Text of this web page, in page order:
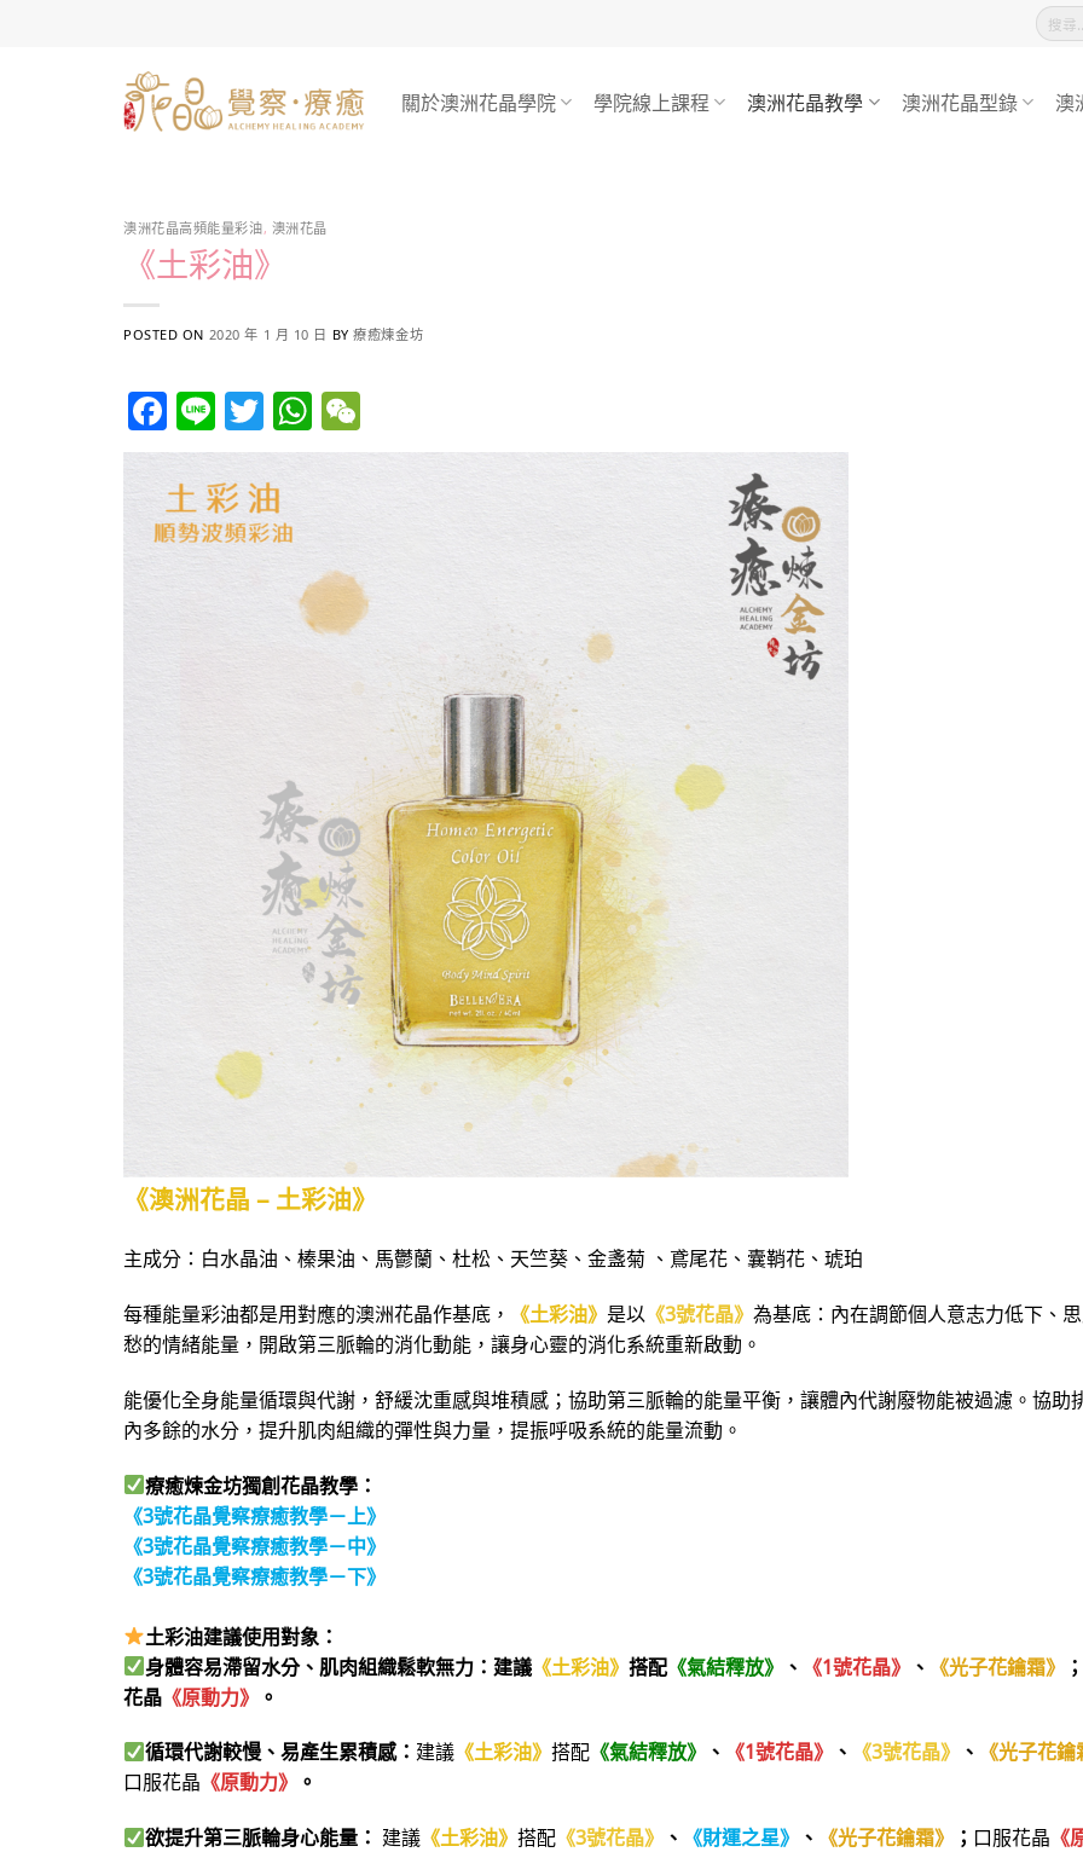
搜
尋
關於澳洲花晶學院 學院線上課程 澳洲花晶教學 澳洲花晶型錄 澳
澳洲花晶高頻能量彩油, 澳洲花晶
《土彩油》
POSTED ON 2020 年 1 月 10 日 BY療癒煉金坊
Facebook
LineTwitterWhatsApp
《澳洲花晶 – 土彩油》
主成分：白水晶油、榛果油、馬鬱蘭、杜松、天竺葵、金盞菊 、鳶尾花、囊鞘花、琥珀
每種能量彩油都是用對應的澳洲花晶作基底， 《土彩油》 是以 《3號花晶》 為基底：內在調節個人意志力低下、
愁的情緒能量，開啟第三脈輪的消化動能，讓身心靈的消化系統重新啟動。
能優化全身能量循環與代謝，舒緩沈重感與堆積感；協助第三脈輪的能量平衡，讓體內代謝廢物能被過濾。協助
內多餘的水分，提升肌肉組織的彈性與力量，提振呼吸系統的能量流動。
療癒煉金坊獨創花晶教學：
《3號花晶覺察療癒教學－上》
《3號花晶覺察療癒教學－中》
《3號花晶覺察療癒教學－下》
土彩油建議使用對象：
身體容易滯留水分、肌肉組織鬆軟無力： 建議 《土彩油》搭配 《氣結釋放》 、 《1號花晶》 、 《光子花鑰霜》
花晶 《原動力》 。
循環代謝較慢、易產生累積感： 建議 《土彩油》搭配 《氣結釋放》 、 《1號花晶》 、 《3號花晶》 、 《光子花
口服花晶 《原動力》 。
欲提升第三脈輪身心能量： 建議 《土彩油》搭配 《3號花晶》 、 《財運之星》 、 《光子花鑰霜》 ； 口服花晶 《